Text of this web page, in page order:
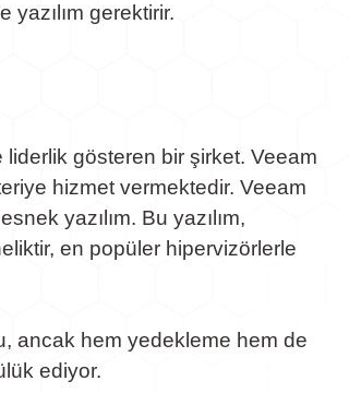
yazılım gerektirir.
liderlik gösteren bir şirket. Veeam
hizmet vermektedir. Veeam
yazılım. Bu yazılım,
en popüler hipervizörlerle
ancak hem yedekleme hem de
ediyor.